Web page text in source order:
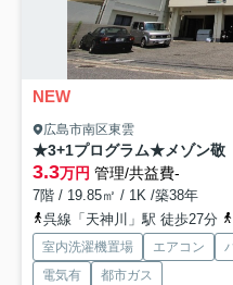
NEW
広島市南区東雲
★3+1プログラム★メゾン敬
3.3万円 管理/共益費-
7階 / 19.85㎡ / 1K /築38年
呉線「天神川」駅 徒歩27分
室内洗濯機置場 エアコン
電気有
都市ガス